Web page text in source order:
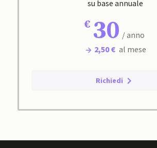
su base annuale
30 / anno
2,50 € al mese
Richiedi